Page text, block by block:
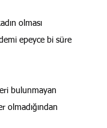
olması
epeyce bi süre
bulunmayan
olmadığından